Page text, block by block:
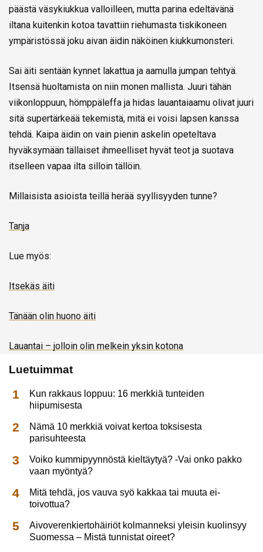
päästä väsykiukkua valloilleen, mutta parina edeltävänä
iltana kuitenkin kotoa tavattiin riehumasta tiskikoneen
ympäristössä joku aivan äidin näköinen kiukkumonsteri.
Sai äiti sentään kynnet lakattua ja aamulla jumpan tehtyä.
Itsensä huoltamista on niin monen mallista. Juuri tähän
viikonloppuun, hömppäleffa ja hidas lauantaiaamu olivat juuri
sitä supertärkeää tekemistä, mitä ei voisi lapsen kanssa
tehdä. Kaipa äidin on vain pienin askelin opeteltava
hyväksymään tällaiset ihmeelliset hyvät teot ja suotava
itselleen vapaa ilta silloin tällöin.
Millaisista asioista teillä herää syyllisyyden tunne?
Tanja
Lue myös:
Itsekäs äiti
Tänään olin huono äiti
Lauantai – jolloin olin melkein yksin kotona
Luetuimmat
Kun rakkaus loppuu: 16 merkkiä tunteiden
hiipumisesta
Nämä 10 merkkiä voivat kertoa toksisesta
parisuhteesta
Voiko kummipyynnöstä kieltäytyä? -Vai onko pakko
vaan myöntyä?
Mitä tehdä, jos vauva syö kakkaa tai muuta ei-
toivottua?
Aivoverenkiertohäiriöt kolmanneksi yleisin kuolinsyy
Suomessa – Mistä tunnistat oireet?